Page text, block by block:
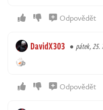
Odpovědět
DavidX303 pátek, 25.
Odpovědět